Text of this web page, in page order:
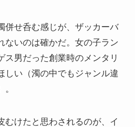
併せ呑む感じが、ザッカーバ
ないのは確かだ。女の子ラン
ス男だった創業時のメンタリ
しい（濁の中でもジャンル違
むけたと思わされるのが、イ